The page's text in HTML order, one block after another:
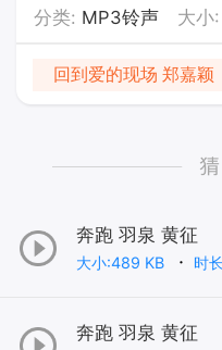
分类: MP3铃声 大小:
回到爱的现场 郑嘉颖
奔跑 羽泉 黄征
大小:489 KB 时
奔跑 羽泉 黄征